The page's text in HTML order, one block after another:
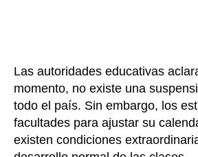
Las autoridades educativas
momento, no existe una
todo el país. Sin embargo, los
facultades para ajustar su
existen condiciones